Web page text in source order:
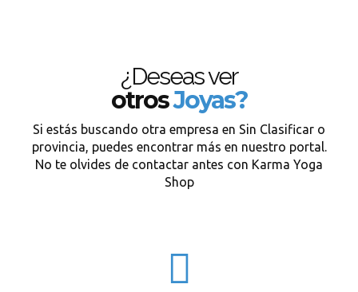
¿Deseas ver
otrosJoyas?
Si estás buscando otra empresa en Sin Clasificar o
provincia, puedes encontrar más en nuestro portal.
No te olvides de contactar antes con Karma Yoga
Shop